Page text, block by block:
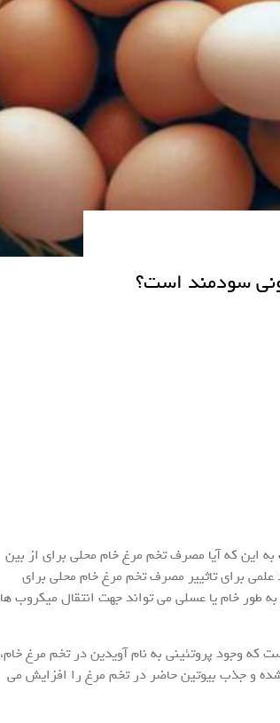
سودمند است؟
این که آیا مصرف تخم مرغ خام محلی برای از بین
برای تاثییر مصرف تخم مرغ خام محلی برای
طور خام یا عسلی می تواند جهت انتقال میکروب ها
که وجود پروتئینی به نام آویدین در تخم مرغ خام،
و جذب بیوتین حاضر در تخم مرغ را افزایش می